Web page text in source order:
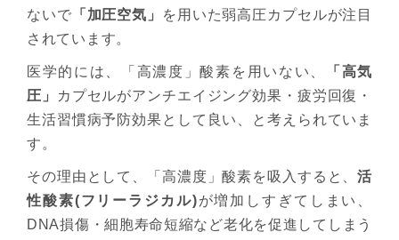
ないで 「加圧空気」
を用いた弱高圧カプセルが注目
されています。
医学的には、「高濃度」酸素を用いない、
「高気
圧」
カプセルがアンチエイジング効果・疲労回復・
生活習慣病予防効果として良い、と考えられていま
す。
その理由として、「高濃度」酸素を吸入すると、活
性酸素(フリーラジカル)が増加しすぎてしまい、
DNA損傷・細胞寿命短縮など老化を促進してしまう